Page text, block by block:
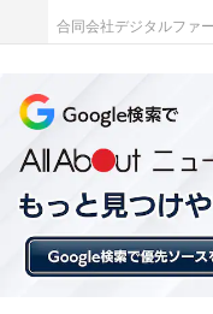
実際に資産形成をし
も多く、次いで「投
NISA（30.4％）」が
理由は「老後資金」
えないため」は44.4％
一方で、資産形成を
は「知識がない、や
割で最も多く、次い
合同会社デジタルファ